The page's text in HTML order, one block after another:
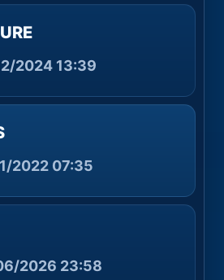
2024 13:39
2022 07:35
2026 23:58